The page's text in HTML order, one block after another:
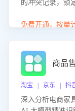
的冲突记录，锁
置差评防控，提
免费开通，按量
商品
淘宝 | 京东 | 抖
深入分析电商家